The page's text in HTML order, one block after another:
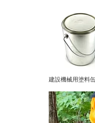
建設機械用塗料